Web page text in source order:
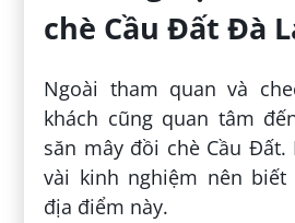
chè Cầu Đất Đà
Ngoài tham quan và
khách cũng quan tâm
săn mây đồi chè Cầu
vài kinh nghiệm nên
địa điểm này.